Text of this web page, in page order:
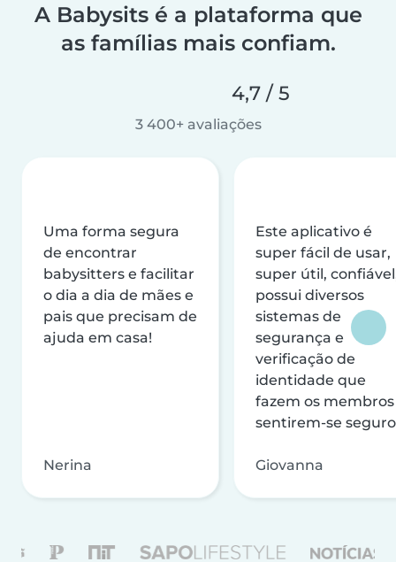
A Babysits é a plataforma que
as famílias mais confiam.
4,7 / 5
3 400+ avaliações
Uma forma segura
de encontrar
babysitters e facilitar
o dia a dia de mães e
pais que precisam de
ajuda em casa!
Nerina
Este aplicativo é
super fácil de usar,
super útil,
possui diversos
sistemas de
segurança e
verificação de
identidade que
fazem os membros
sentirem-se
Giovanna